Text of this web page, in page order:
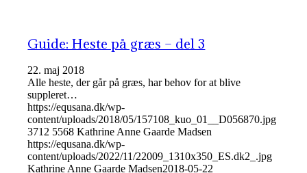
Guide: Heste på græs – del 3
22. maj 2018
Alle heste, der går på græs, har behov for at blive
suppleret…
https://equsana.dk/wp-
content/uploads/2018/05/157108_kuo_01__D056870.jpg
3712 5568 Kathrine Anne Gaarde Madsen
https://equsana.dk/wp-
content/uploads/2022/11/22009_1310x350_ES.dk2_.jpg
Kathrine Anne Gaarde Madsen2018-05-22